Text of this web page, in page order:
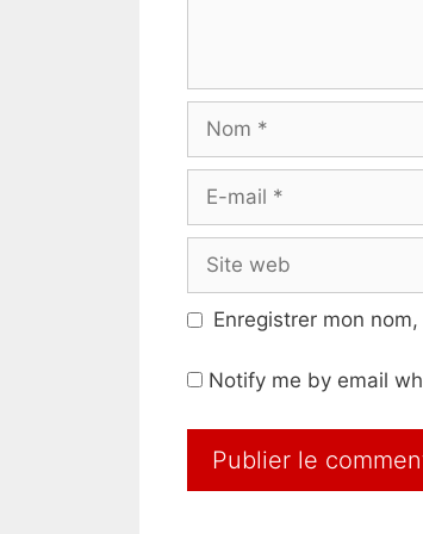
Nom
Site
web
Enregistrer mon
Notify me by email